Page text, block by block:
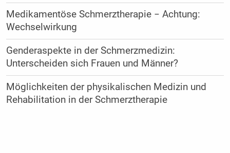
Medikamentöse Schmerztherapie − Achtung:
Wechselwirkung
Genderaspekte in der Schmerzmedizin:
Unterscheiden sich Frauen und Männer?
Möglichkeiten der physikalischen Medizin und
Rehabilitation in der Schmerztherapie